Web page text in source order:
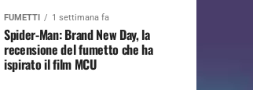
FUMETTI 1 settimana fa
Spider-Man: Brand New Day, la
recensione del fumetto che ha
ispirato il film MCU